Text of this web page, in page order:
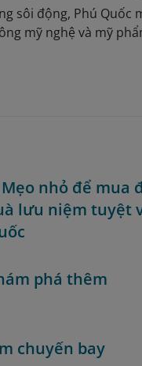
sôi động, Phú Quốc
mỹ nghệ và mỹ
Mẹo nhỏ để mua
lưu niệm tuyệt
phá thêm
chuyến bay